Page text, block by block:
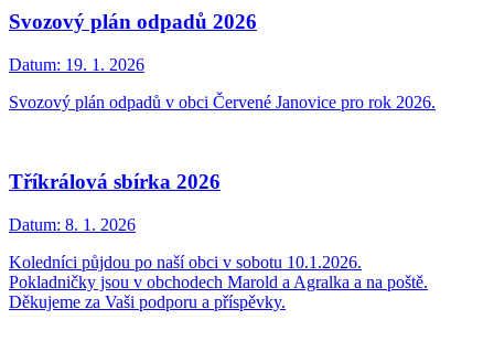
Svozový plán odpadů 2026
Datum: 19. 1. 2026
Svozový plán odpadů v obci Červené Janovice pro rok 2026.
Tříkrálová sbírka 2026
Datum: 8. 1. 2026
Koledníci půjdou po naší obci v sobotu 10.1.2026.
Pokladničky jsou v obchodech Marold a Agralka a na poště.
Děkujeme za Vaši podporu a příspěvky.